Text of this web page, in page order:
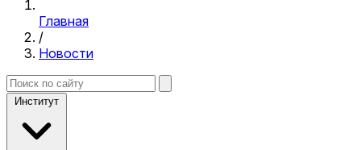
Главная
/
Новости
Институт